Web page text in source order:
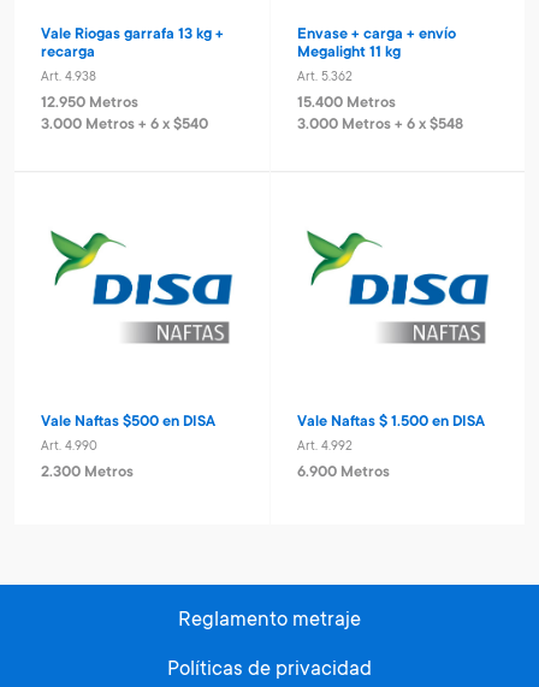
Vale Riogas garrafa 13 kg +
recarga
Art. 4.938
12.950 Metros
3.000 Metros + 6 x $540
Envase + carga + envío
Megalight 11 kg
Art. 5.362
15.400 Metros
3.000 Metros + 6 x $548
Vale Naftas $500 en DISA
Art. 4.990
2.300 Metros
Vale Naftas $ 1.500 en DISA
Art. 4.992
6.900 Metros
Reglamento metraje
Políticas de privacidad